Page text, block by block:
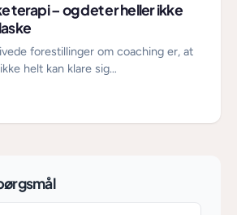
terapi – og det er heller ikke
forestillinger om coaching er, at
helt kan klare sig…